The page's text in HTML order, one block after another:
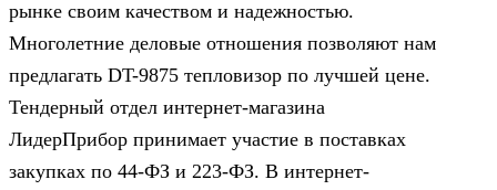
рынке своим качеством и надежностью.
Многолетние деловые отношения позволяют нам
предлагать DT-9875 тепловизор по лучшей цене.
Тендерный отдел интернет-магазина
ЛидерПрибор принимает участие в поставках
закупках по 44‑ФЗ и 223‑ФЗ. В интернет-